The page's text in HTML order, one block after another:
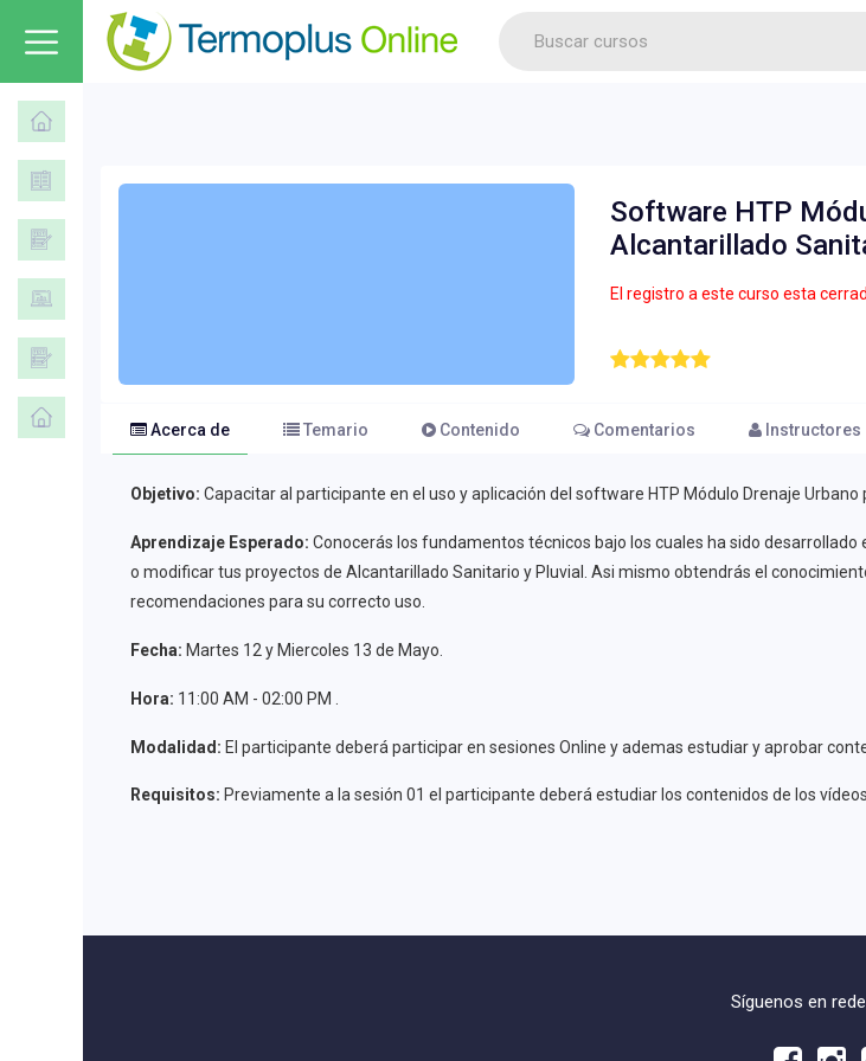
Software HTP
Alcantarillado
El registro a este curso esta
Acerca de Temario Contenido Comentarios Instructores
Objetivo: Capacitar al participante en el uso y aplicación del software HTP Módulo Drenaje
Aprendizaje Esperado: Conocerás los fundamentos técnicos bajo los cuales ha sido
o modificar tus proyectos de Alcantarillado Sanitario y Pluvial. Asi mismo obtendrás el
recomendaciones para su correcto uso.
Fecha: Martes 12 y Miercoles 13 de Mayo.
Hora: 11:00 AM - 02:00 PM .
Modalidad: El participante deberá participar en sesiones Online y ademas estudiar y aprobar
Requisitos: Previamente a la sesión 01 el participante deberá estudiar los contenidos de los
Síguenos en